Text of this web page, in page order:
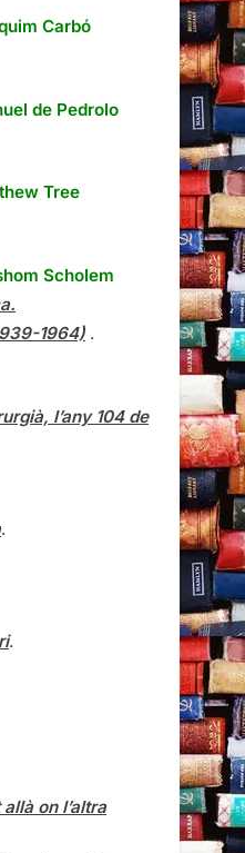
Carbó
de Pedrolo
Tree
Scholem
1964) .
l’any 104 de
.
.
on l’altra